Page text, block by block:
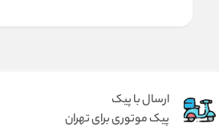
ارسال با پیک
پیک موتوری برای تهران